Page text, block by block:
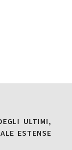
ULTIMI,
ESTENSE